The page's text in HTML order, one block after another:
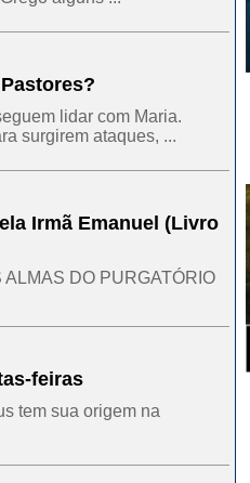
lidar com Maria.
surgirem ataques, ...
Irmã Emanuel (Livro
DO PURGATÓRIO
feiras
tem sua origem na